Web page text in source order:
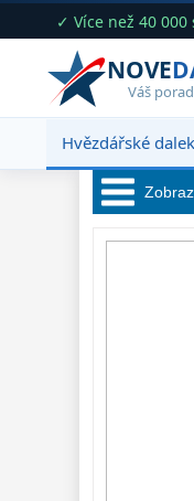
✓ Více než 40
NOVE
Váš
Hvězdářské